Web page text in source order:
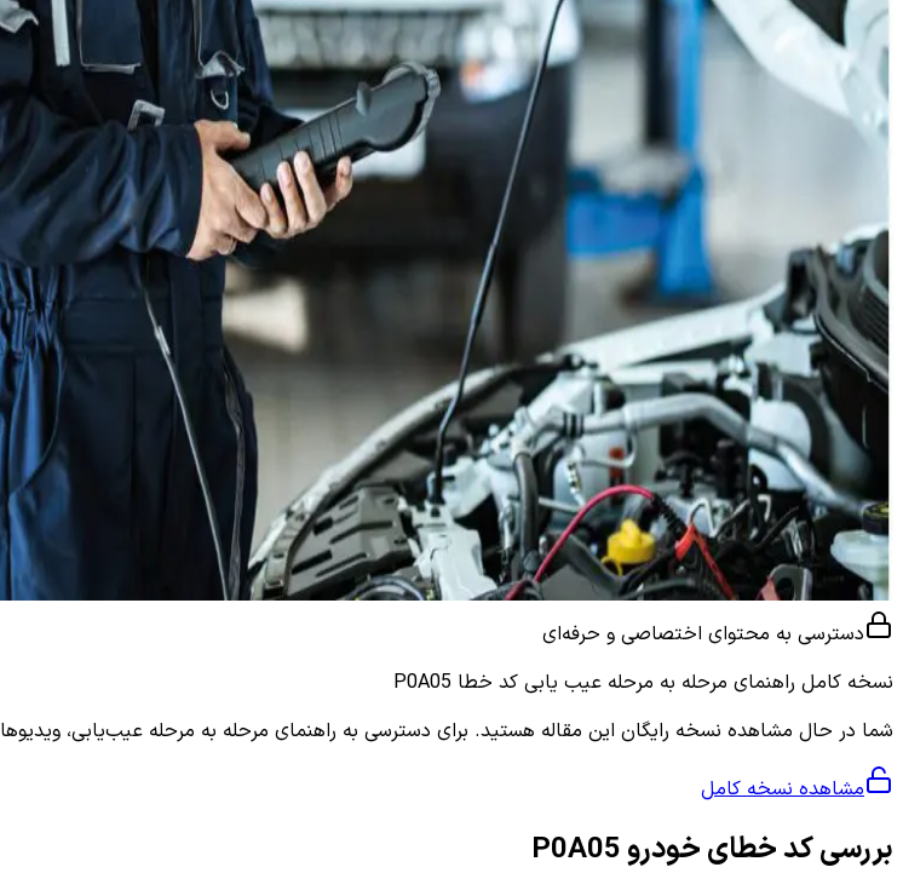
دسترسی به محتوای اختصاصی و حرفه‌ای
نسخه کامل راهنمای مرحله به مرحله عیب یابی کد خطا P0A05
شما در حال مشاهده نسخه رایگان این مقاله هستید. برای دسترسی به راهنمای مرحله به مرحله عیب‌یابی،
مشاهده نسخه کامل
بررسی کد خطای خودرو P0A05